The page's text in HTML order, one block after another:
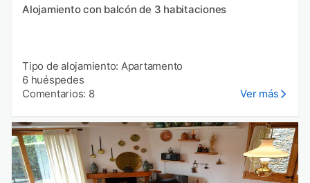
Alojamiento con balcón de 3 habitaciones
Tipo de alojamiento: Apartamento
6 huéspedes
Comentarios: 8
Ver más